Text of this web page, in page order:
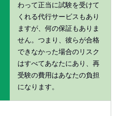
わって正当に試験を受けて
くれる代行サービスもあり
ますが、何の保証もありま
せん。つまり、彼らが合格
できなかった場合のリスク
はすべてあなたにあり、再
受験の費用はあなたの負担
になります。